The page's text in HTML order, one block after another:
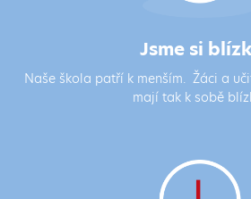
Jsme si
Naše škola patří k menším. Žáci a
mají tak k sobě